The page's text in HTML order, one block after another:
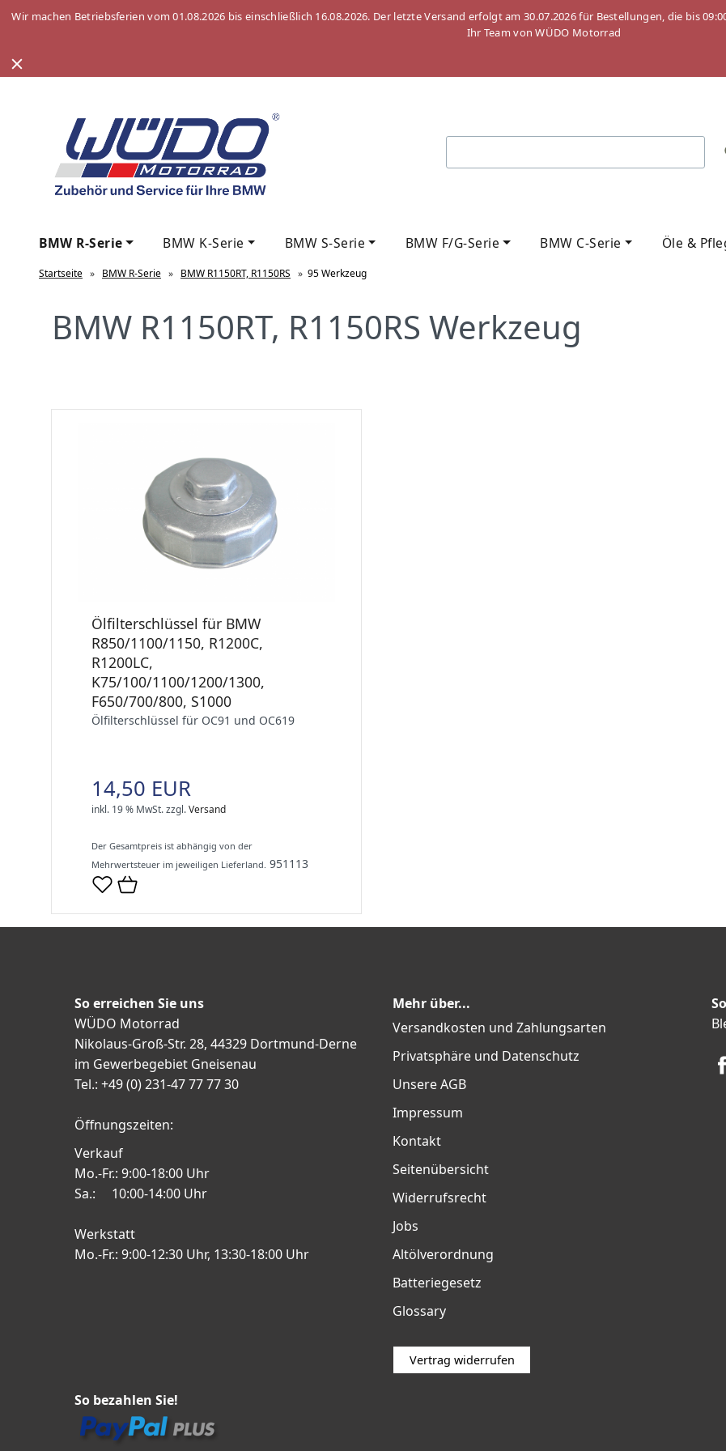
Wir machen Betriebsferien vom 01.08.2026 bis einschließlich 16.08.2026. Der letzte Versand erfolgt am 30.07.2026 für Bestellungen, die bis
Ihr Team von WÜDO Motorrad
BMW R-Serie BMW K-Serie BMW S-Serie BMW F/G-Serie BMW C-Serie Öle &
Startseite » BMW R-Serie » BMW R1150RT, R1150RS » 95 Werkzeug
BMW R1150RT, R1150RS Werkzeug
Ölfilterschlüssel für BMW
R850/1100/1150, R1200C,
R1200LC,
K75/100/1100/1200/1300,
F650/700/800, S1000
Ölfilterschlüssel für OC91 und OC619
14,50 EUR
inkl. 19 % MwSt.zzgl.Versand
Der Gesamtpreis ist abhängig von der
Mehrwertsteuer im jeweiligen Lieferland. 951113
So erreichen Sie uns
WÜDO Motorrad
Nikolaus-Groß-Str. 28, 44329 Dortmund-Derne
im Gewerbegebiet Gneisenau
Tel.: +49 (0) 231-47 77 77 30
Öffnungszeiten:
Verkauf
Mo.-Fr.: 9:00-18:00 Uhr
Sa.: 10:00-14:00 Uhr
Werkstatt
Mo.-Fr.: 9:00-12:30 Uhr, 13:30-18:00 Uhr
Mehr über...
Versandkosten und Zahlungsarten
Privatsphäre und Datenschutz
Unsere AGB
Impressum
Kontakt
Seitenübersicht
Widerrufsrecht
Jobs
Altölverordnung
Batteriegesetz
Glossary
Vertrag widerrufen
So bezahlen Sie!